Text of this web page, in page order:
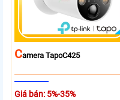
CAmera TapoC425
Giá bán: 5%-35%